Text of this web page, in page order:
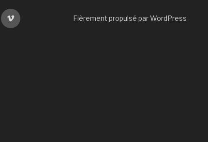
Viméo Fièrement propulsé par WordPress